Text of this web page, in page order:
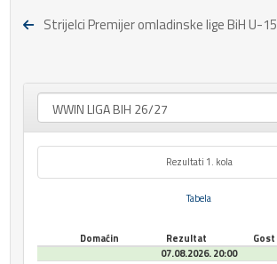
Strijelci Premijer omladinske lige BiH U-15
Rezultati 1. kola
Tabela
Domaćin Rezultat
Gost
07.08.2026. 20:00